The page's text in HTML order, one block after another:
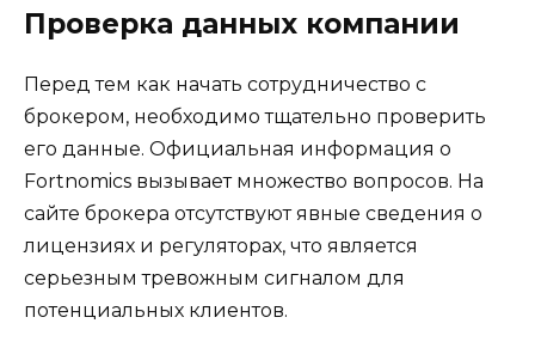
Проверка данных компании
Перед тем как начать сотрудничество с
брокером, необходимо тщательно проверить
его данные. Официальная информация о
Fortnomics вызывает множество вопросов. На
сайте брокера отсутствуют явные сведения о
лицензиях и регуляторах, что является
серьезным тревожным сигналом для
потенциальных клиентов.